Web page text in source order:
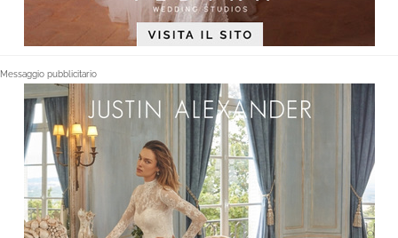
Messaggio pubblicitario